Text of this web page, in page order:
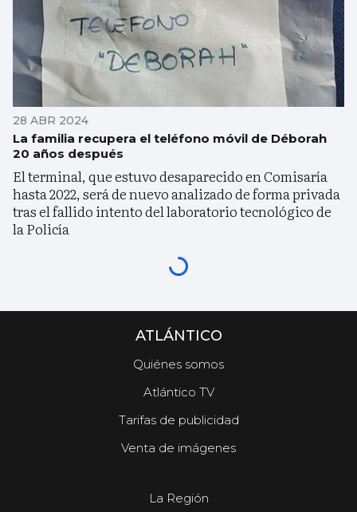
28 ABR 2024
La familia recupera el teléfono móvil de Déborah
20 años después
El terminal, que estuvo desaparecido en Comisaría
hasta 2022, será de nuevo analizado de forma privada
tras el fallido intento del laboratorio tecnológico de
la Policía
ATLÁNTICO
Quiénes somos
Atlántico TV
Tarifas de publicidad
Venta de imágenes
La Región